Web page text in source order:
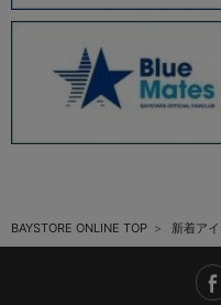
BAYSTORE ONLINE TOP 新着ア